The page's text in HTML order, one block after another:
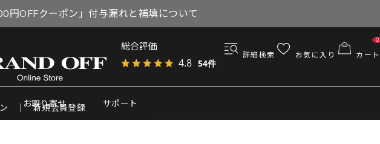
円OFFクーポン」付与漏れと補填について
総合評価
4.8 54件
詳細検索 お気に入り カート
0
お取り寄せ サポート
新規会員登録